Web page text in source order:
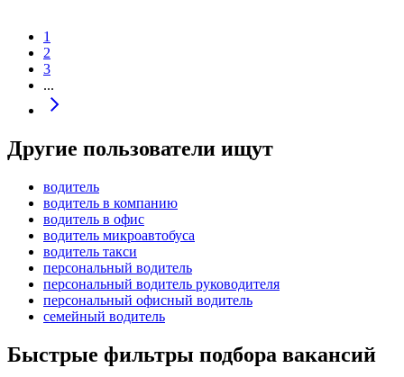
1
2
3
...
Другие пользователи ищут
водитель
водитель в компанию
водитель в офис
водитель микроавтобуса
водитель такси
персональный водитель
персональный водитель руководителя
персональный офисный водитель
семейный водитель
Быстрые фильтры подбора вакансий